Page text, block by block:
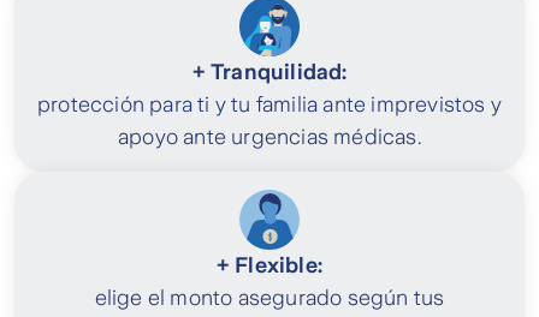
+ Tranquilidad:
protección para ti y tu familia ante imprevistos y
apoyo ante urgencias médicas.
+ Flexible:
elige el monto asegurado según tus